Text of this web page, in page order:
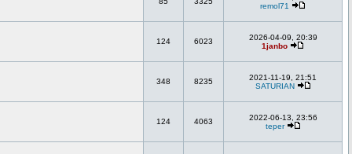
remol71
124 6023
2026-04-09, 20:39
1janbo
348 8235
2021-11-19, 21:51
SATURIAN
124 4063
2022-06-13, 23:56
teper